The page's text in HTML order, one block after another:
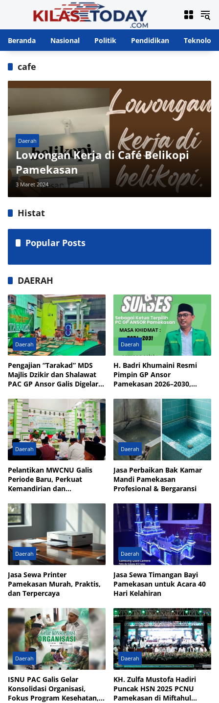
Beranda
Nasional Politik Pendidikan Teknologi
cafe
Daerah
Lowongan Kerja di Café Belikopi
Pamekasan
3 Maret 2024
Histat
Popular Posts
DAERAH
Daerah
Pengajian “Tarakad” MDS
Majlis Dzikir dan Shalawat
PAC GP Ansor Galis Digelar
Bulay
Daerah
H. Badri Khumaini Resmi
Pimpin GP Ansor
Pamekasan 2026–2030,
Daerah
Pelantikan MWCNU Galis
Periode Baru, Perkuat
Kemandirian dan
Daerah
Jasa Perbaikan Bak Kamar
Mandi Pamekasan
Profesional & Bergaransi
Daerah
Jasa Sewa Printer
Pamekasan Murah, Praktis,
dan Terpercaya
Daerah
Jasa Sewa Timangan Bayi
Pamekasan untuk Acara 40
Hari Kelahiran
Daerah
ISNU PAC Galis Gelar
Konsolidasi Organisasi,
Fokus Program Kesehatan,
Daerah
KH. Zulfa Mustofa Hadiri
Puncak HSN 2025 PCNU
Pamekasan di Miftahul